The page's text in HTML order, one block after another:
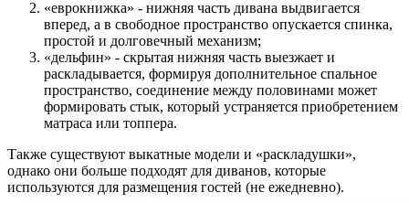
«еврокнижка» - нижняя часть дивана выдвигается
вперед, а в свободное пространство опускается спинка,
простой и долговечный механизм;
«дельфин» - скрытая нижняя часть выезжает и
раскладывается, формируя дополнительное спальное
пространство, соединение между половинами может
формировать стык, который устраняется приобретением
матраса или топпера.
Также существуют выкатные модели и «раскладушки»,
однако они больше подходят для диванов, которые
используются для размещения гостей (не ежедневно).